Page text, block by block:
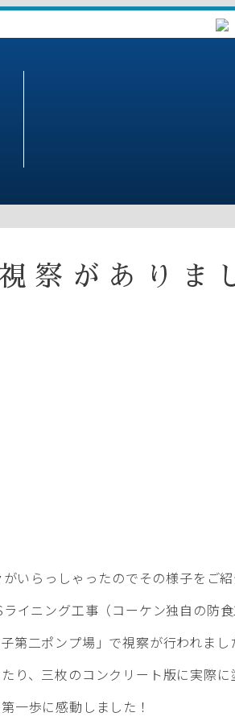
察がありま
いらっしゃったのでその様子をご紹
イニング工事（コーケン独自の防
第二ポンプ場」で視察が行われまし
り、三枚のコンクリート版に実際に
一歩に感動しました！